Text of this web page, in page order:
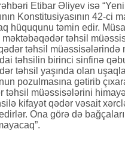
Etibar Əliyev isə “Yeni
Konstitusiyasının 42-ci
hüququnu təmin edir.
məktəbəqədər təhsil
təhsil
təhsilin birinci sinfinə
təhsil yaşında olan
pozulmasına gətirib
müəssisələrini
kifayət qədər vəsait
Ona görə də